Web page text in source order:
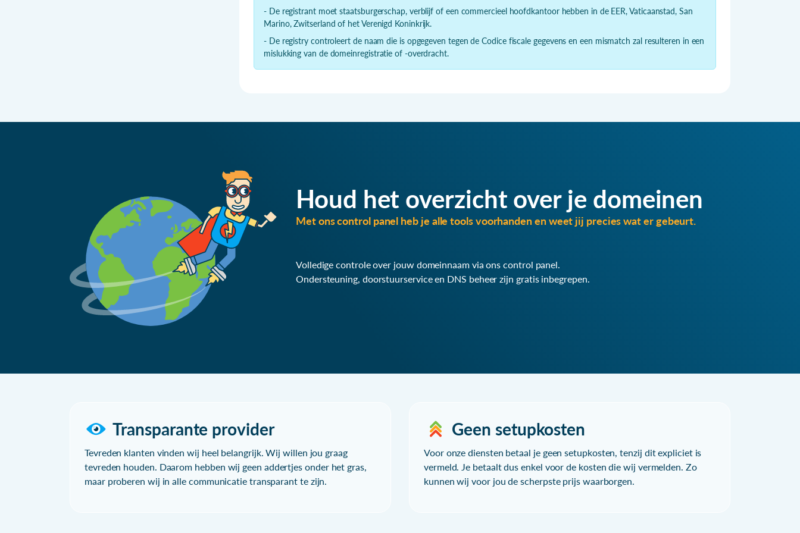
- De registrant moet staatsburgerschap, verblijf of een commercieel hoofdkantoor hebben in de EER, Vaticaanstad, San
Marino, Zwitserland of het Verenigd Koninkrijk.
- De registry controleert de naam die is opgegeven tegen de Codice fiscale gegevens en een mismatch zal resulteren in een
mislukking van de domeinregistratie of -overdracht.
Houd het overzicht over je domeinen
Met ons control panel heb je alle tools voorhanden en weet jij precies wat er gebeurt.
Volledige controle over jouw domeinnaam via ons control panel.
Ondersteuning, doorstuurservice en DNS beheer zijn gratis inbegrepen.
Transparante provider
Tevreden klanten vinden wij heel belangrijk. Wij willen jou graag
tevreden houden. Daarom hebben wij geen addertjes onder het gras,
maar proberen wij in alle communicatie transparant te zijn.
Geen setupkosten
Voor onze diensten betaal je geen setupkosten, tenzij dit expliciet is
vermeld. Je betaalt dus enkel voor de kosten die wij vermelden. Zo
kunnen wij voor jou de scherpste prijs waarborgen.